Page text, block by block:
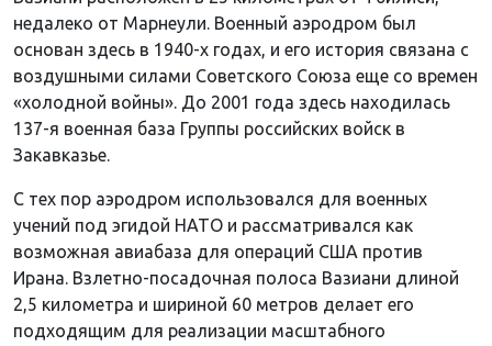
недалеко от Марнеули. Военный аэродром был
основан здесь в 1940-х годах, и его история связана с
воздушными силами Советского Союза еще со времен
«холодной войны». До 2001 года здесь находилась
137-я военная база Группы российских войск в
Закавказье.
С тех пор аэродром использовался для военных
учений под эгидой НАТО и рассматривался как
возможная авиабаза для операций США против
Ирана. Взлетно-посадочная полоса Вазиани длиной
2,5 километра и шириной 60 метров делает его
подходящим для реализации масштабного